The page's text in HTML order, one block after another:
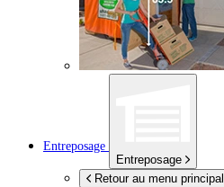
Entreposage
Entreposage
Retour au menu principal